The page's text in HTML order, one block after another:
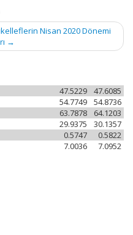
Nisan 2020 Dönemi
→
47.6085
47.5229
54.8736
54.7749
64.1203
63.7878
30.1357
29.9375
0.5822
0.5747
7.0952
7.0036